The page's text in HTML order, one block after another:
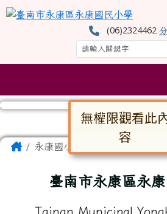
跳至主內容區
臺南市永康區永康國民
(06)2324462
主內容區域
Home永康國小
臺南市永康區永
Tainan Municipal
頁尾區域
無權限觀看此
容
對話框已開啟